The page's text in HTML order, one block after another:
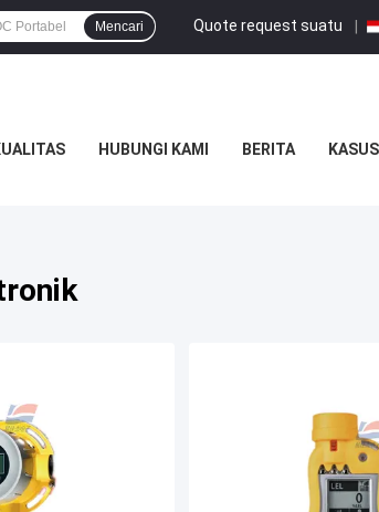
Quote request suatu |
Mencari
HUBUNGI KAMI BERITA